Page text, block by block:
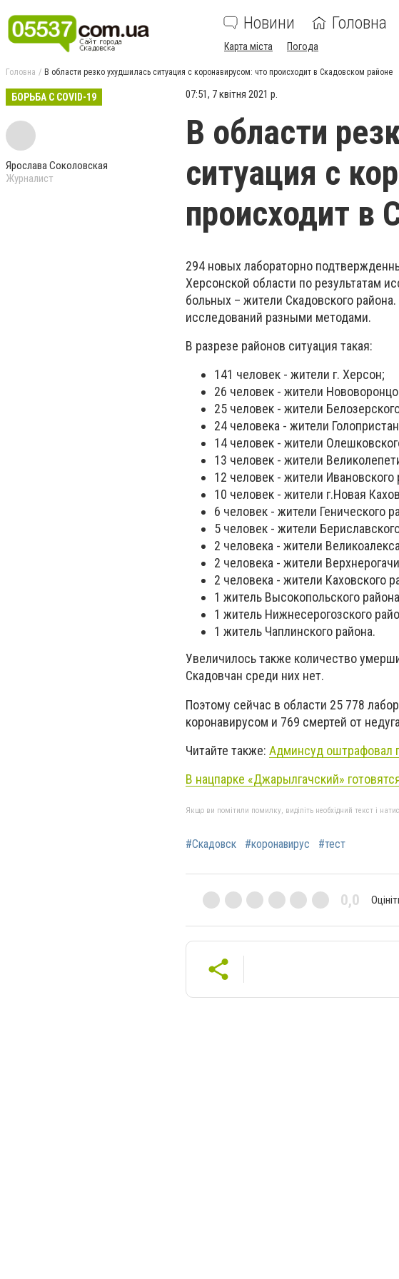
Новини Головна
Карта міста Погода
Головна В области резко ухудшилась ситуация с коронавирусом: что происходит в Скадовском районе
БОРЬБА С COVID-19
Ярослава Соколовская
Журналист
07:51, 7 квітня 2021 р.
В области
ситуация с
происходит в
294 новых лабораторно
Херсонской области по результатам
больных – жители Скадовского
исследований разными методами.
В разрезе районов ситуация такая:
141 человек - жители г. Херсон;
26 человек - жители
25 человек - жители
24 человека - жители
14 человек - жители
13 человек - жители
12 человек - жители Ивановского
10 человек - жители г.Новая
6 человек - жители Генического
5 человек - жители
2 человека - жители
2 человека - жители
2 человека - жители Каховского
1 житель Высокопольского
1 житель Нижнесерогозского
1 житель Чаплинского района.
Увеличилось также количество
Скадовчан среди них нет.
Поэтому сейчас в области 25 778
коронавирусом и 769 смертей от
Читайте также: Админсуд оштрафовал
В нацпарке «Джарылгачский»
Якщо ви помітили помилку, виділіть необхідний текст і
#Скадовск #коронавирус #тест
0,0